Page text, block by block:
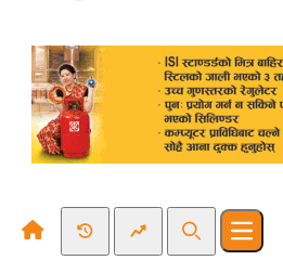
Recent NewsTrending News
SearchOpen